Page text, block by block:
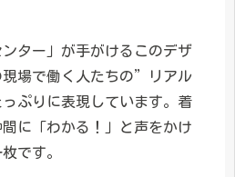
ンター」が手がけるこのデザ
現場で働く人たちの”リアル
ぷりに表現しています。着
に「わかる！」と声をかけ
です。